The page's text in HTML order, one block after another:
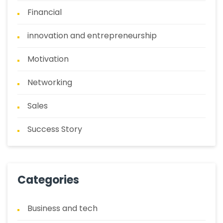
Financial
innovation and entrepreneurship
Motivation
Networking
Sales
Success Story
Categories
Business and tech